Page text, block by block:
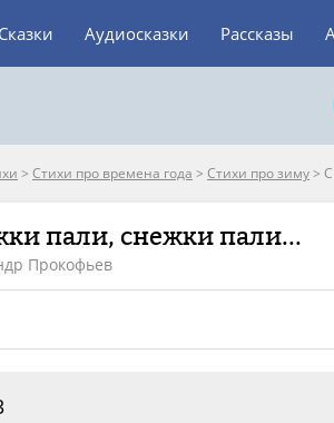
Сказки Аудиосказки Рассказы
> Стихи про времена года > Стихи про зиму>
пали, снежки пали...
Прокофьев